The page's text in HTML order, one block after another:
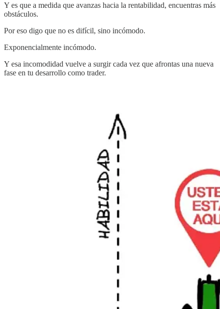
Y es que a medida que avanzas hacia la rentabilidad, encuentras más
obstáculos.
Por eso digo que no es difícil, sino incómodo.
Exponencialmente incómodo.
Y esa incomodidad vuelve a surgir cada vez que afrontas una nueva
fase en tu desarrollo como trader.